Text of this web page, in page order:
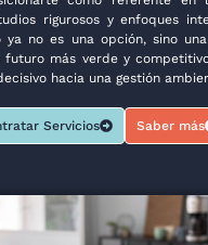
rigurosos y enfoques
ya no es una opción, sino
futuro más verde y
hacia una gestión
Servicios Saber más